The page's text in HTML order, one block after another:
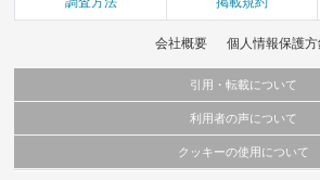
会社概要 個人情報保護方
引用・転載について
当サイトで公開されている情報（文字、写真、イラスト、
これらの情報を権利者の許可なく無断転載・複製などの二
利用者の声について
当サイトに掲載している内容はすべてサービスの利用者が
クッキーの使用について